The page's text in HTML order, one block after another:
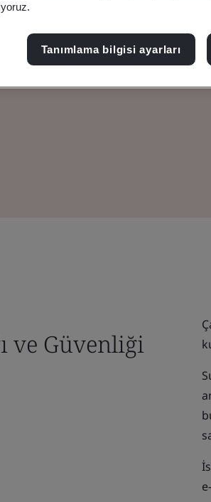
bunları kalite ve iş
göre uygulamayı ve
ve Güvenliği
Tanımlama bilgisi ayarları